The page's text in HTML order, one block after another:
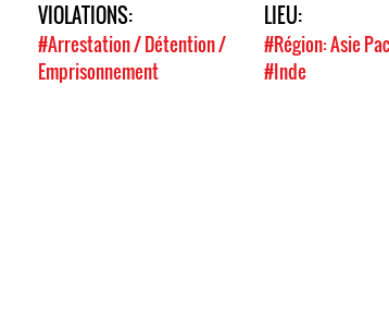
VIOLATIONS:
#Arrestation / Détention /
Emprisonnement
LIEU:
#Région: Asie
#Inde